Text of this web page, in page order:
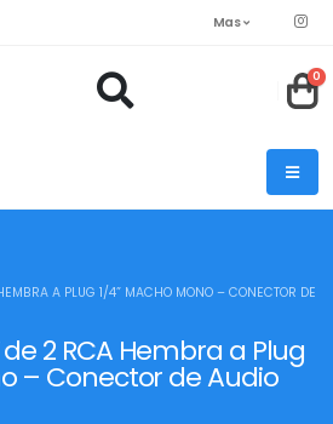
Mas
0
2 RCA Hembra a Plug
– Conector de Audio
A PLUG 1/4” MACHO MONO – CONECTOR DE